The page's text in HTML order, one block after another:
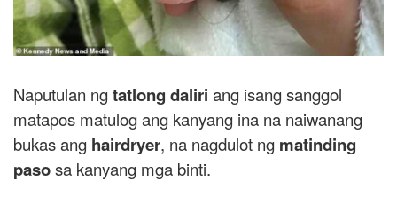
Naputulan ngtatlong daliri ang isang sanggol
matapos matulog ang kanyang ina na naiwanang
bukas ang hairdryer, na nagdulot ng matinding
pasosa kanyang mga binti.